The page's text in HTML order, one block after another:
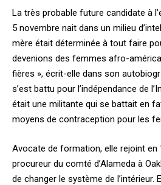
La très probable future candidate à
5 novembre nait dans un milieu
mère était déterminée à tout faire
devenions des femmes afro-
fières », écrit-elle dans son
s’est battu pour l’indépendance de
était une militante qui se battait en
moyens de contraception pour les
Avocate de formation, elle rejoint en
procureur du comté d’Alameda à
de changer le système de l’intérieur.